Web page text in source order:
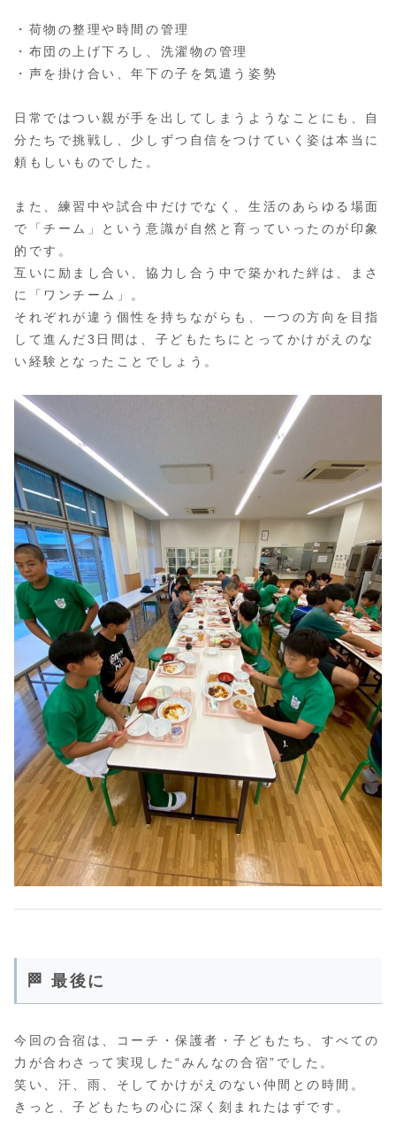
・荷物の整理や時間の管理
・布団の上げ下ろし、洗濯物の管理
・声を掛け合い、年下の子を気遣う姿勢
日常ではつい親が手を出してしまうようなことにも、自
分たちで挑戦し、少しずつ自信をつけていく姿は本当に
頼もしいものでした。
また、練習中や試合中だけでなく、生活のあらゆる場面
で「チーム」という意識が自然と育っていったのが印象
的です。
互いに励まし合い、協力し合う中で築かれた絆は、まさ
に「ワンチーム」。
それぞれが違う個性を持ちながらも、一つの方向を目指
して進んだ3日間は、子どもたちにとってかけがえのな
い経験となったことでしょう。
🏁 最後に
今回の合宿は、コーチ・保護者・子どもたち、すべての
力が合わさって実現した“みんなの合宿”でした。
笑い、汗、雨、そしてかけがえのない仲間との時間。
きっと、子どもたちの心に深く刻まれたはずです。